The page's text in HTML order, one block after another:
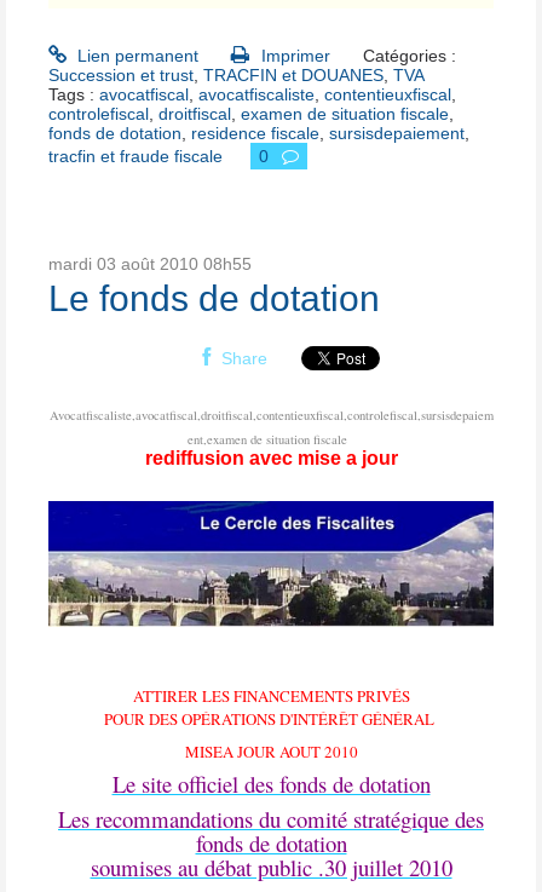
Lien permanent Imprimer
Catégories :
Succession et trust TRACFIN et DOUANES TVA
Tags : avocatfiscal avocatfiscaliste contentieuxfiscal
controlefiscal droitfiscal examen de situation fiscale
fonds de dotation
residence fiscale sursisdepaiement
tracfin et fraude fiscale
0
mardi 03 août 2010 08h55
Le fonds de dotation
Share
Avocatfiscaliste,avocatfiscal,droitfiscal,contentieuxfiscal,controlefiscal,sursisdepaiem
ent,examen de situation fiscale
rediffusion avec mise a jour
ATTIRER LES FINANCEMENTS PRIVÉS
POUR DES OPÉRATIONS D'INTÉRÊT GÉNÉRAL
MISEA JOUR AOUT 2010
Le site officiel des fonds de dotation
Les recommandations du comité stratégique des
fonds de dotation
soumises au débat public .30 juillet 2010